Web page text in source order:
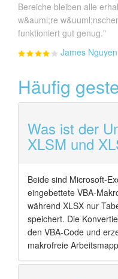
Bereiche bleiben alle
w&auml;re
funktioniert gut genug."
James Nguyen
Häufig
Was ist der
XLSM und
Beide sind Microsoft-
eingebettete VBA-
während XLSX nur
speichert. Die
den VBA-Code und
makrofreie